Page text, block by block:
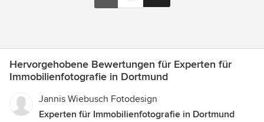
Hervorgehobene Bewertungen für Experten für
Immobilienfotografie in Dortmund
Jannis Wiebusch Fotodesign
Experten für Immobilienfotografie in Dortmund